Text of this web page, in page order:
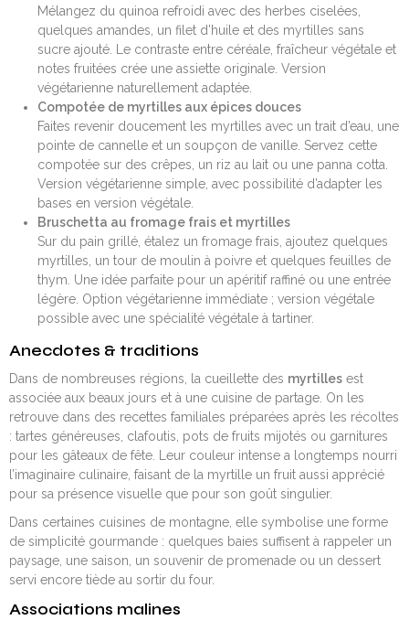
Mélangez du quinoa refroidi avec des herbes ciselées,
quelques amandes, un filet d’huile et des myrtilles sans
sucre ajouté. Le contraste entre céréale, fraîcheur végétale et
notes fruitées crée une assiette originale. Version
végétarienne naturellement adaptée.
Compotée de myrtilles aux épices douces
Faites revenir doucement les myrtilles avec un trait d’eau, une
pointe de cannelle et un soupçon de vanille. Servez cette
compotée sur des crêpes, un riz au lait ou une panna cotta.
Version végétarienne simple, avec possibilité d’adapter les
bases en version végétale.
Bruschetta au fromage frais et myrtilles
Sur du pain grillé, étalez un fromage frais, ajoutez quelques
myrtilles, un tour de moulin à poivre et quelques feuilles de
thym. Une idée parfaite pour un apéritif raffiné ou une entrée
légère. Option végétarienne immédiate ; version végétale
possible avec une spécialité végétale à tartiner.
Anecdotes & traditions
Dans de nombreuses régions, la cueillette des myrtilles est
associée aux beaux jours et à une cuisine de partage. On les
retrouve dans des recettes familiales préparées après les récoltes
: tartes généreuses, clafoutis, pots de fruits mijotés ou garnitures
pour les gâteaux de fête. Leur couleur intense a longtemps nourri
l’imaginaire culinaire, faisant de la myrtille un fruit aussi apprécié
pour sa présence visuelle que pour son goût singulier.
Dans certaines cuisines de montagne, elle symbolise une forme
de simplicité gourmande : quelques baies suffisent à rappeler un
paysage, une saison, un souvenir de promenade ou un dessert
servi encore tiède au sortir du four.
Associations malines